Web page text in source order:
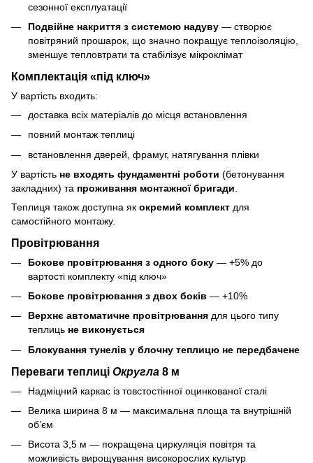
сезонної експлуатації
Подвійне накриття з системою надуву — створює
повітряний прошарок, що значно покращує теплоізоляцію,
зменшує тепловтрати та стабілізує мікроклімат
Комплектація «під ключ»
У вартість входить:
доставка всіх матеріалів до місця встановлення
повний монтаж теплиці
встановлення дверей, фрамуг, натягування плівки
У вартість не входять фундаментні роботи (бетонування
закладних) та проживання монтажної бригади
Теплиця також доступна як окремий комплект для
самостійного монтажу.
Провітрювання
Бокове провітрювання з одного боку — +5% до
вартості комплекту «під ключ»
Бокове провітрювання з двох боків — +10%
Верхнє автоматичне провітрювання для цього типу
теплиць не виконується
Блокування тунелів у блочну теплицю не передбачене
Переваги теплиці Округла 8 м
Надміцний каркас із товстостінної оцинкованої сталі
Велика ширина 8 м — максимальна площа та внутрішній
об’єм
Висота 3,5 м — покращена циркуляція повітря та
можливість вирощування високорослих культур